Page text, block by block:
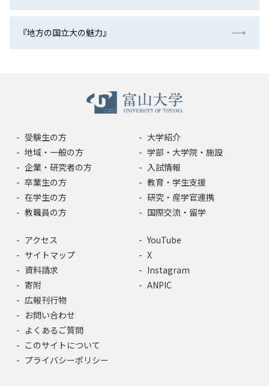
『地方の国立大の魅力』
受験生の方
地域・一般の方
企業・研究者の方
卒業生の方
在学生の方
教職員の方
大学紹介
学部・大学院・施設
入試情報
教育・学生支援
研究・産学官連携
国際交流・留学
アクセス
サイトマップ
資料請求
寄附
広報刊行物
お問い合わせ
よくあるご質問
このサイトについて
プライバシーポリシー
YouTube
X
Instagram
ANPIC